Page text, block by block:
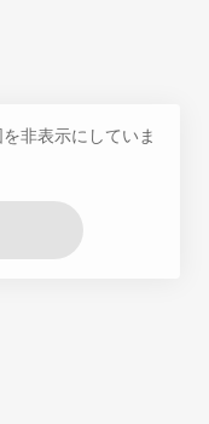
非表示にしていま